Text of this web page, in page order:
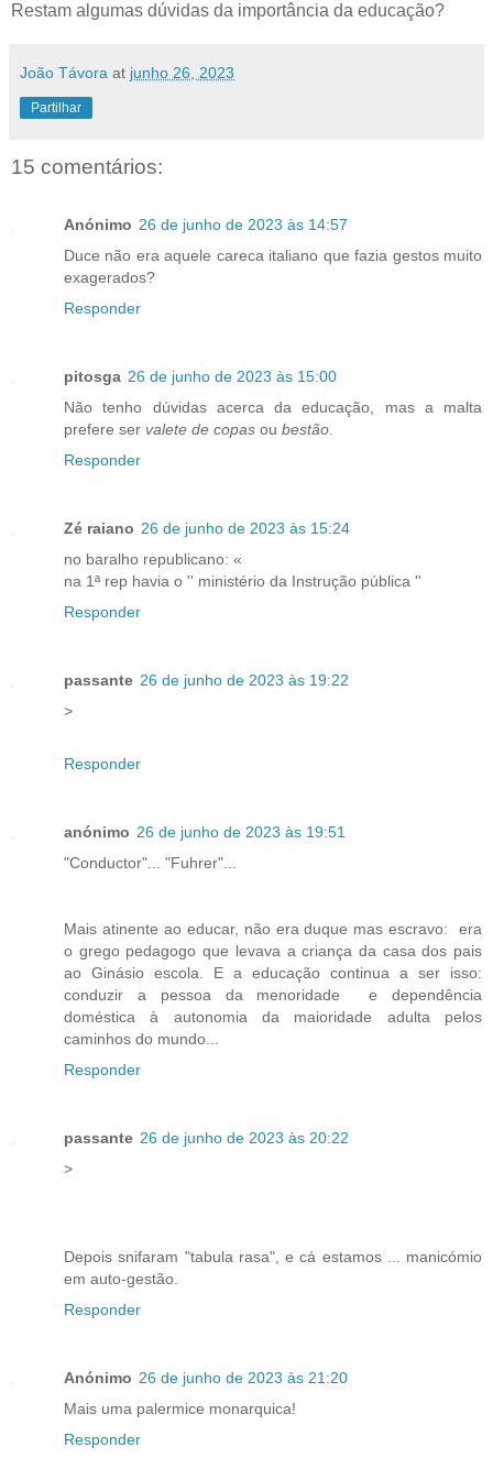
Restam algumas dúvidas da importância da educação?
João Távora at junho 26, 2023
Partilhar
15 comentários:
Anónimo 26 de junho de 2023 às 14:57
Duce não era aquele careca italiano que fazia gestos muito
exagerados?
Responder
pitosga 26 de junho de 2023 às 15:00
Não tenho dúvidas acerca da educação, mas a malta
prefere ser valete de copas ou bestão
Responder
Zé raiano 26 de junho de 2023 às 15:24
no baralho republicano: «
na 1ª rep havia o '' ministério da Instrução pública ''
Responder
passante 26 de junho de 2023 às 19:22
>
Responder
anónimo 26 de junho de 2023 às 19:51
"Conductor"... "Fuhrer"...
Mais atinente ao educar, não era duque mas escravo: era
o grego pedagogo que levava a criança da casa dos pais
ao Ginásio escola. E a educação continua a ser isso:
conduzir a pessoa da menoridade e dependência
doméstica à autonomia da maioridade adulta pelos
caminhos do mundo...
Responder
passante 26 de junho de 2023 às 20:22
>
Depois snifaram "tabula rasa", e cá estamos ... manicómio
em auto-gestão.
Responder
Anónimo 26 de junho de 2023 às 21:20
Mais uma palermice monarquica!
Responder